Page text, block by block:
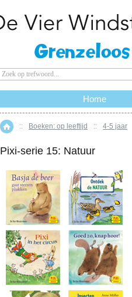
Home
:: Boeken: op leeftijd :: 4-5 jaar
Pixi-serie 15: Natuur
Home